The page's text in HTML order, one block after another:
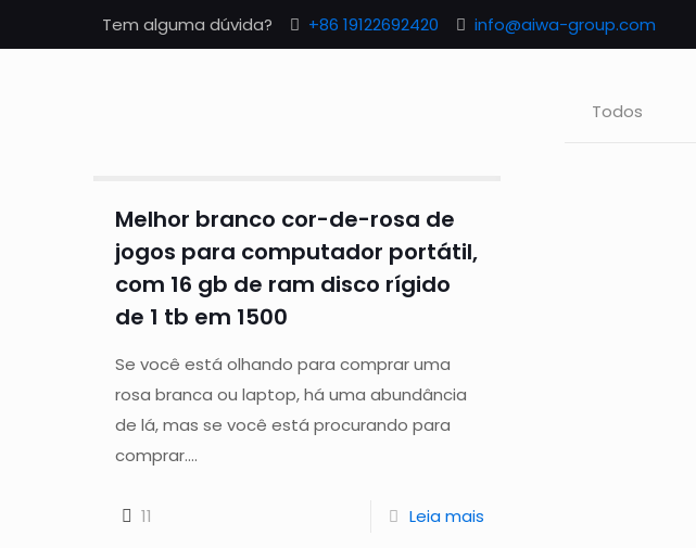
Tem alguma dúvida? +86 19122692420 info@aiwa-group.com
Todos
Melhor branco cor-de-rosa de
jogos para computador portátil,
com 16 gb de ram disco rígido
de 1 tb em 1500
Se você está olhando para comprar uma
rosa branca ou laptop, há uma abundância
de lá, mas se você está procurando para
comprar....
11 Leia mais